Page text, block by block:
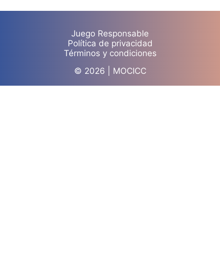
Juego Responsable
Política de privacidad
Términos y condiciones
© 2026 | MOCICC